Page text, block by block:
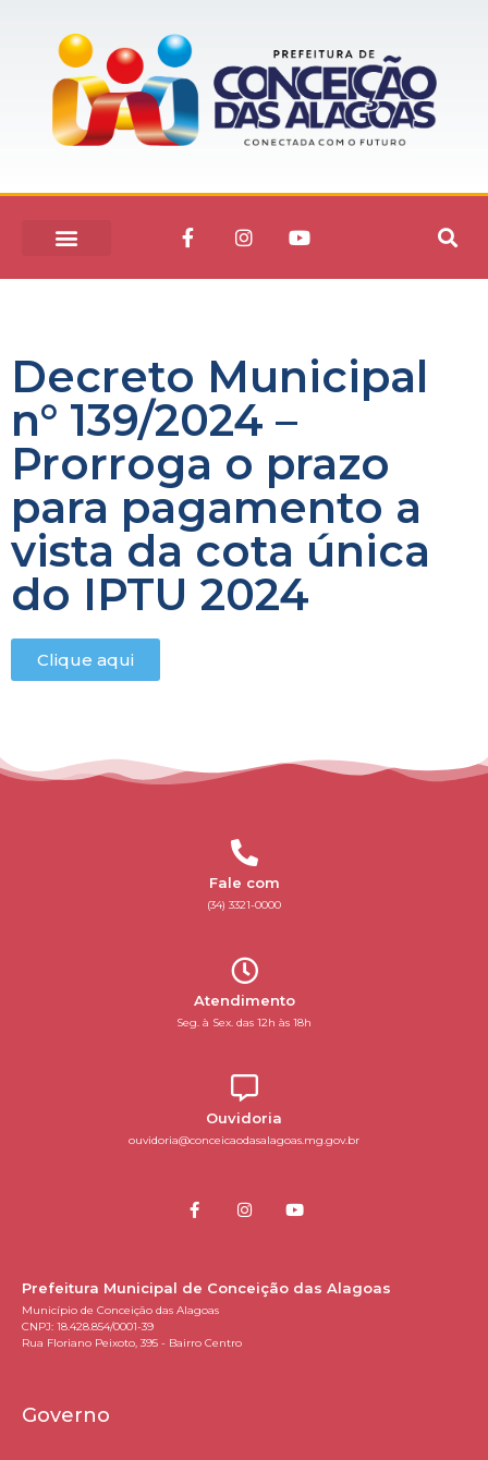
Decreto Municipal
n° 139/2024 –
Prorroga o prazo
para pagamento a
vista da cota única
do IPTU 2024
Clique aqui
Fale com
(34) 3321-0000
Atendimento
Seg. à Sex. das 12h às 18h
Ouvidoria
ouvidoria@conceicaodasalagoas.mg.gov.br
Prefeitura Municipal de Conceição das Alagoas
Município de Conceição das Alagoas
CNPJ: 18.428.854/0001-39
Rua Floriano Peixoto, 395 - Bairro Centro
Governo